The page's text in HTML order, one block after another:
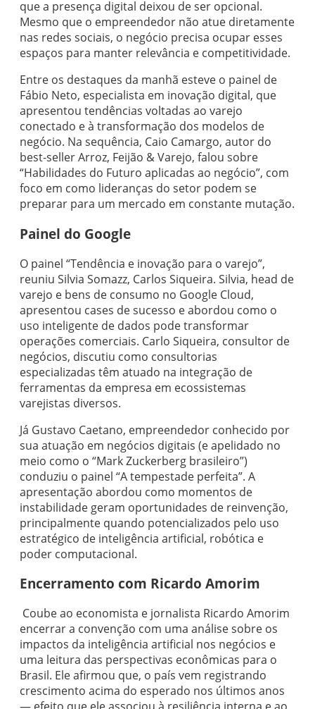
que a presença digital deixou de ser opcional.
Mesmo que o empreendedor não atue diretamente
nas redes sociais, o negócio precisa ocupar esses
espaços para manter relevância e competitividade.
Entre os destaques da manhã esteve o painel de
Fábio Neto, especialista em inovação digital, que
apresentou tendências voltadas ao varejo
conectado e à transformação dos modelos de
negócio. Na sequência, Caio Camargo, autor do
best-seller Arroz, Feijão & Varejo, falou sobre
“Habilidades do Futuro aplicadas ao negócio”, com
foco em como lideranças do setor podem se
preparar para um mercado em constante mutação.
Painel do Google
O painel “Tendência e inovação para o varejo”,
reuniu Silvia Somazz, Carlos Siqueira. Silvia, head de
varejo e bens de consumo no Google Cloud,
apresentou cases de sucesso e abordou como o
uso inteligente de dados pode transformar
operações comerciais. Carlo Siqueira, consultor de
negócios, discutiu como consultorias
especializadas têm atuado na integração de
ferramentas da empresa em ecossistemas
varejistas diversos.
Já Gustavo Caetano, empreendedor conhecido por
sua atuação em negócios digitais (e apelidado no
meio como o “Mark Zuckerberg brasileiro”)
conduziu o painel “A tempestade perfeita”. A
apresentação abordou como momentos de
instabilidade geram oportunidades de reinvenção,
principalmente quando potencializados pelo uso
estratégico de inteligência artificial, robótica e
poder computacional.
Encerramento com Ricardo Amorim
Coube ao economista e jornalista Ricardo Amorim
encerrar a convenção com uma análise sobre os
impactos da inteligência artificial nos negócios e
uma leitura das perspectivas econômicas para o
Brasil. Ele afirmou que, o país vem registrando
crescimento acima do esperado nos últimos anos